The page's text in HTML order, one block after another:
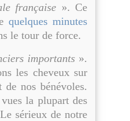
française ». Ce
quelques minutes
le tour de force.
importants».
les cheveux sur
nos bénévoles.
la plupart des
sérieux de notre